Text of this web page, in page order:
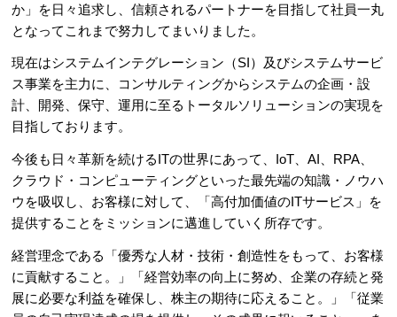
か」を日々追求し、信頼されるパートナーを目指して社員一丸
となってこれまで努力してまいりました。
現在はシステムインテグレーション（SI）及びシステムサービ
ス事業を主力に、コンサルティングからシステムの企画・設
計、開発、保守、運用に至るトータルソリューションの実現を
目指しております。
今後も日々革新を続けるITの世界にあって、IoT、AI、RPA、
クラウド・コンピューティングといった最先端の知識・ノウハ
ウを吸収し、お客様に対して、「高付加価値のITサービス」を
提供することをミッションに邁進していく所存です。
経営理念である「優秀な人材・技術・創造性をもって、お客様
に貢献すること。」「経営効率の向上に努め、企業の存続と発
展に必要な利益を確保し、株主の期待に応えること。」「従業